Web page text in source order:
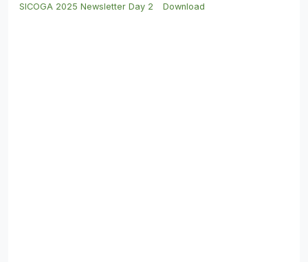
SICOGA 2025 Newsletter Day 2 Download